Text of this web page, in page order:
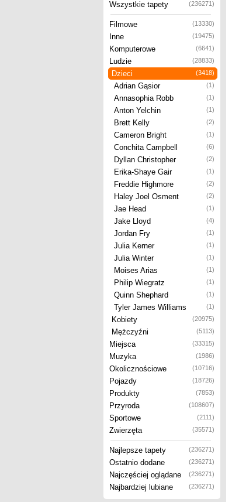
Wszystkie tapety (236271)
Filmowe (13330)
Inne (19475)
Komputerowe (6641)
Ludzie (28833)
Dzieci (3418)
Adrian Gąsior (1)
Annasophia Robb (1)
Anton Yelchin (1)
Brett Kelly (2)
Cameron Bright (1)
Conchita Campbell (6)
Dyllan Christopher (2)
Erika-Shaye Gair (1)
Freddie Highmore (2)
Haley Joel Osment (2)
Jae Head (1)
Jake Lloyd (4)
Jordan Fry (1)
Julia Kerner (1)
Julia Winter (1)
Moises Arias (1)
Philip Wiegratz (1)
Quinn Shephard (1)
Tyler James Williams (1)
Kobiety (20975)
Mężczyźni (5113)
Miejsca (33315)
Muzyka (1986)
Okolicznościowe (10716)
Pojazdy (18726)
Produkty (7853)
Przyroda (108607)
Sportowe (2111)
Zwierzęta (35571)
Najlepsze tapety (236271)
Ostatnio dodane (236271)
Najczęściej oglądane (236271)
Najbardziej lubiane (236271)